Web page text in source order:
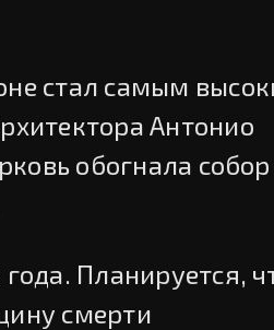
стал самым
Антонио
обогнала собор
Планируется,
смерти